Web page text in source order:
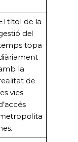
títol de la
del
topa
la
de
vies